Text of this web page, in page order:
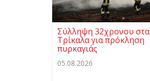
Σύλληψη 32χρονου στα
Τρίκαλα για πρόκληση
πυρκαγιάς
05.08.2026